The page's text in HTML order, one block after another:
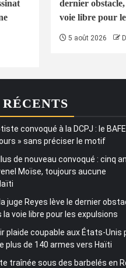
dernier
voie libre pour
5 août 2026
convoqué à la DCPJ : le
» sans préciser le motif
de nouveau convoqué : cinq
Moïse, toujours aucune
juge Reyes lève le dernier
voie libre pour les expulsions
plaide coupable aux États-Unis
plus de 140 armes vers Haïti
traînée sous des barbelés en